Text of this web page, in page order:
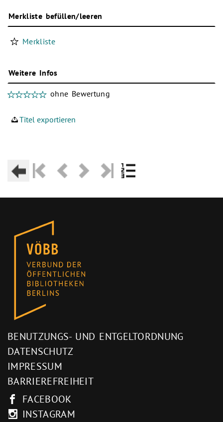
Merkliste befüllen/leeren
Merkliste
Weitere Infos
ohne Bewertung
Titel exportieren
BENUTZUNGS- UND ENTGELTORDNUNG
DATENSCHUTZ
IMPRESSUM
BARRIEREFREIHEIT
FACEBOOK
INSTAGRAM